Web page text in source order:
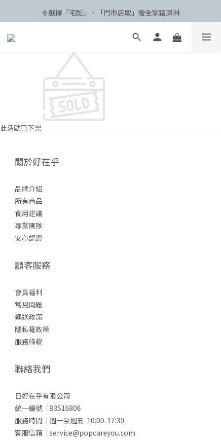
🛸 聯名限定登場 POPCARE×KINGJUN
🍦選擇「宅配」、「門市店取」贈全家霜淇淋
🛸 聯名限定登場 POPCARE×KINGJUN
此活動已下架
關於好在乎
品牌介紹
所有商品
食用建議
專業團隊
安心認證
顧客服務
會員福利
常見問題
運送政策
隱私權政策
服務條款
聯絡我們
日好在乎有限公司
統一編號｜83516806
服務時間｜週一至週五 10:00-17:30
客服信箱｜service@popcareyou.com